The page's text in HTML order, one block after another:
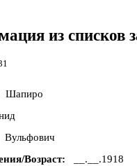
из списков
Шапиро
Вульфович
Возраст
__.__.1918